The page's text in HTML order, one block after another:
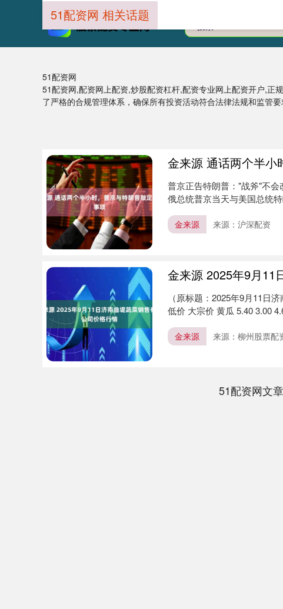
51配资网
51配资网,配资网上配资,炒股配资杠杆,配资专业网上配资开户,正
了严格的合规管理体系，确保所有投资活动符合法律法规和监管
51配资网 相关话题
金来源 通话两个半小
普京正告特朗普："战斧"不会
俄总统普京当天与美国总统
金来源 来源：沪深配资
金来源 2025年9月11
（原标题：2025年9月11日
低价 大宗价 黄瓜 5.40 3.00
金来源 来源：柳州股票配
51配资网文
16.62 0.43%